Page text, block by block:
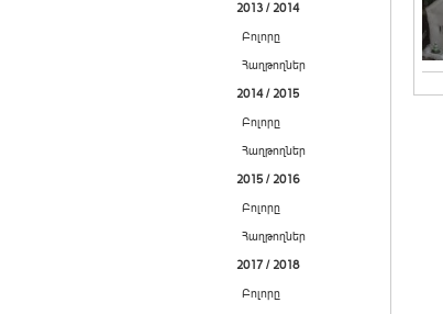
2013 / 2014
Բոլորը
Հաղթողներ
2014 / 2015
Բոլորը
Հաղթողներ
2015 / 2016
Բոլորը
Հաղթողներ
2017 / 2018
Բոլորը